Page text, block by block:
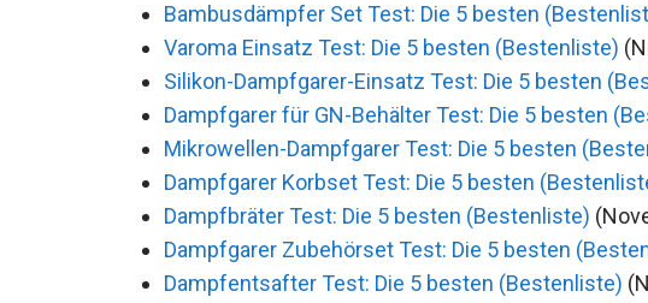
Bambusdämpfer Set Test: Die 5 besten
Varoma Einsatz Test: Die 5 besten (Bestenliste)
Silikon-Dampfgarer-Einsatz Test: Die 5 besten
Dampfgarer für GN-Behälter Test: Die 5 besten
Mikrowellen-Dampfgarer Test: Die 5 besten
Dampfgarer Korbset Test: Die 5 besten
Dampfbräter Test: Die 5 besten (Bestenliste)
Dampfgarer Zubehörset Test: Die 5 besten
Dampfentsafter Test: Die 5 besten (Bestenliste)